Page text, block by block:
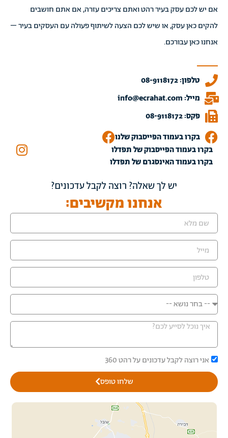
אם יש לכם עסק בעיר רהט ואתם צריכים עזרה, אם אתם חושבים
להקים כאן עסק, או שיש לכם הצעה לשיתוף פעולה עם העסקים בעיר –
אנחנו כאן עבורכם.
טלפון: 08-9118172
מייל: info@ecrahat.com
פקס: 08-9118172
בקרו בעמוד הפייסבוק שלנו
בקרו בעמוד הפייסבוק של תפדלו
בקרו בעמוד האינסגרם של תפדלו
יש לך שאלה? רוצה לקבל עדכונים?
אנחנו מקשיבים:
אני רוצה לקבל עדכונים על רהט 360
שלחו טופס